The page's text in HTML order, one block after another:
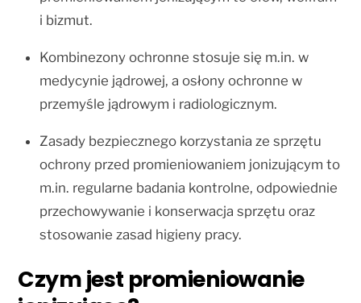
i bizmut.
Kombinezony ochronne stosuje się m.in. w
medycynie jądrowej, a osłony ochronne w
przemyśle jądrowym i radiologicznym.
Zasady bezpiecznego korzystania ze sprzętu
ochrony przed promieniowaniem jonizującym to
m.in. regularne badania kontrolne, odpowiednie
przechowywanie i konserwacja sprzętu oraz
stosowanie zasad higieny pracy.
Czym jest promieniowanie